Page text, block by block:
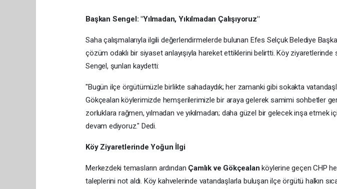
Başkan Sengel: "Yılmadan, Yıkılmadan Çalışıyoruz"
Saha çalışmalarıyla ilgili değerlendirmelerde bulunan Efes Selçuk Belediye
çözüm odaklı bir siyaset anlayışıyla hareket ettiklerini belirtti. Köy
Sengel, şunları kaydetti:
"Bugün ilçe örgütümüzle birlikte sahadaydık; her zamanki gibi sokakta
Gökçealan köylerimizde hemşerilerimizle bir araya gelerek samimi sohbetler
zorluklara rağmen, yılmadan ve yıkılmadan; daha güzel bir gelecek inşa etmek
devam ediyoruz." Dedi.
Köy Ziyaretlerinde Yoğun İlgi
Merkezdeki temasların ardından Çamlık ve Gökçealan köylerine geçen CHP
taleplerini not aldı. Köy kahvelerinde vatandaşlarla buluşan ilçe örgütü halkın